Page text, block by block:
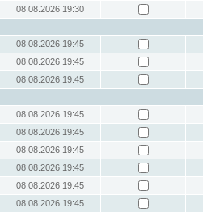
08.08.2026 19:30
08.08.2026 19:45
08.08.2026 19:45
08.08.2026 19:45
08.08.2026 19:45
08.08.2026 19:45
08.08.2026 19:45
08.08.2026 19:45
08.08.2026 19:45
08.08.2026 19:45